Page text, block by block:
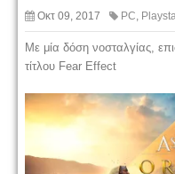
Οκτ 09, 2017 PC
Με μία δόση νοσταλγίας,
τίτλου Fear Effect